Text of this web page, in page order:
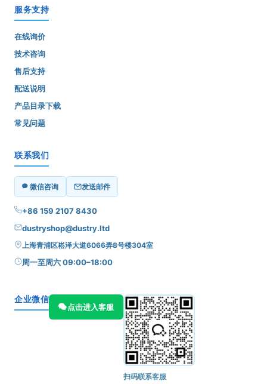
服务支持
在线询价
技术咨询
售后支持
配送说明
产品目录下载
常见问题
联系我们
微信咨询 发送邮件
+86 159 2107 8430
dustryshop@dustry.ltd
上海青浦区崧泽大道6066弄8号楼304室
周一至周六 09:00–18:00
企业微信
点击进入客服
扫码联系客服